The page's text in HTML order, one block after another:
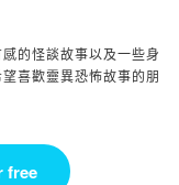
的怪談故事以及一些身
喜歡靈異恐怖故事的朋
朋友，請從大約2021
free